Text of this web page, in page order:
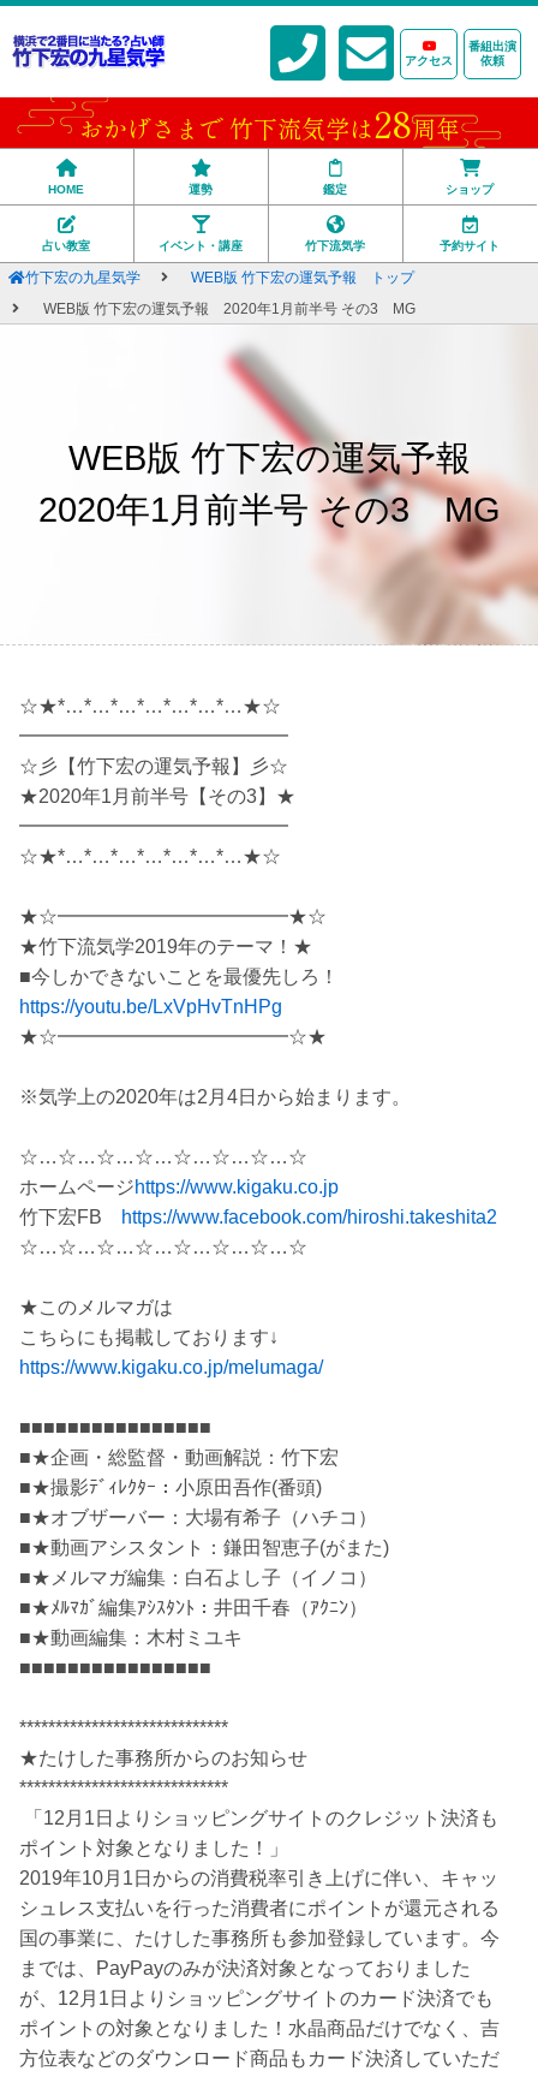
番組出演
依頼
アクセス
おかげさまで 竹下流気学は28周年
HOME 運勢 鑑定 ショップ
占い教室 イベント・講座 竹下流気学 予約サイト
竹下宏の九星気学
WEB版 竹下宏の運気予報 トップ
WEB版 竹下宏の運気予報 2020年1月前半号 その3 MG
WEB版 竹下宏の運気予報
2020年1月前半号 その3 MG
☆★*…*…*…*…*…*…*…★☆
━━━━━━━━━━━━━━
☆彡【竹下宏の運気予報】彡☆
★2020年1月前半号【その3】★
━━━━━━━━━━━━━━
☆★*…*…*…*…*…*…*…★☆
★☆━━━━━━━━━━━━★☆
★竹下流気学2019年のテーマ！★
■今しかできないことを最優先しろ！
https://youtu.be/LxVpHvTnHPg
★☆━━━━━━━━━━━━☆★
※気学上の2020年は2月4日から始まります。
☆…☆…☆…☆…☆…☆…☆…☆
ホームページhttps://www.kigaku.co.jp
竹下宏FB
https://www.facebook.com/hiroshi.takeshita2
☆…☆…☆…☆…☆…☆…☆…☆
★このメルマガは
こちらにも掲載しております↓
https://www.kigaku.co.jp/melumaga/
■■■■■■■■■■■■■■■■
■★企画・総監督・動画解説：竹下宏
■★撮影ﾃﾞｨﾚｸﾀｰ：小原田吾作(番頭)
■★オブザーバー：大場有希子（ハチコ）
■★動画アシスタント：鎌田智恵子(がまた)
■★メルマガ編集：白石よし子（イノコ）
■★ﾒﾙﾏｶﾞ編集ｱｼｽﾀﾝﾄ：井田千春（ｱｸﾆﾝ）
■★動画編集：木村ミユキ
■■■■■■■■■■■■■■■■
*****************************
★たけした事務所からのお知らせ
*****************************
「12月1日よりショッピングサイトのクレジット決済も
ポイント対象となりました！」
2019年10月1日からの消費税率引き上げに伴い、キャッ
シュレス支払いを行った消費者にポイントが還元される
国の事業に、たけした事務所も参加登録しています。今
までは、PayPayのみが決済対象となっておりました
が、12月1日よりショッピングサイトのカード決済でも
ポイントの対象となりました！水晶商品だけでなく、吉
方位表などのダウンロード商品もカード決済していただ